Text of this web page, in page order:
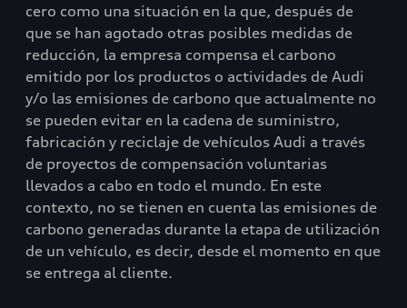
cero como una situación en la que, después de
que se han agotado otras posibles medidas de
reducción, la empresa compensa el carbono
emitido por los productos o actividades de Audi
y/o las emisiones de carbono que actualmente no
se pueden evitar en la cadena de suministro,
fabricación y reciclaje de vehículos Audi a través
de proyectos de compensación voluntarias
llevados a cabo en todo el mundo. En este
contexto, no se tienen en cuenta las emisiones de
carbono generadas durante la etapa de utilización
de un vehículo, es decir, desde el momento en que
se entrega al cliente.